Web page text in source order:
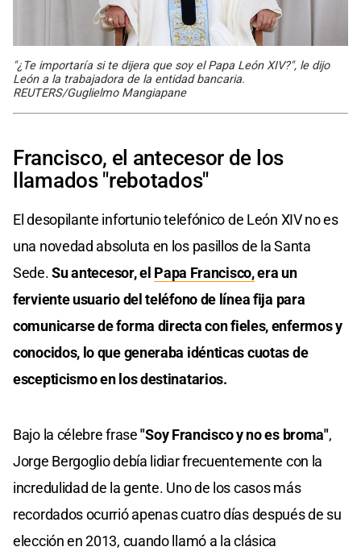
"¿Te importaría si te dijera que soy el Papa León XIV?", le dijo
León a la trabajadora de la entidad bancaria.
REUTERS/Guglielmo Mangiapane
Francisco, el antecesor de los
llamados "rebotados"
El desopilante infortunio telefónico de León XIV no es
una novedad absoluta en los pasillos de la Santa
Sede.Su antecesor, el Papa Francisco,era un
ferviente usuario del teléfono de línea fija para
comunicarse de forma directa con fieles, enfermos y
conocidos, lo que generaba idénticas cuotas de
escepticismo en los destinatarios.
Bajo la célebre frase"Soy Francisco y no es broma",
Jorge Bergoglio debía lidiar frecuentemente con la
incredulidad de la gente. Uno de los casos más
recordados ocurrió apenas cuatro días después de su
elección en 2013, cuando llamó a la clásica